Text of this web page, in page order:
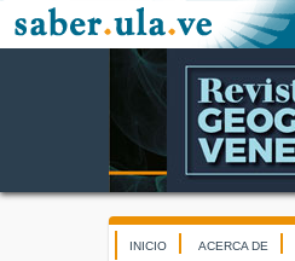
INICIO ACERCA DE